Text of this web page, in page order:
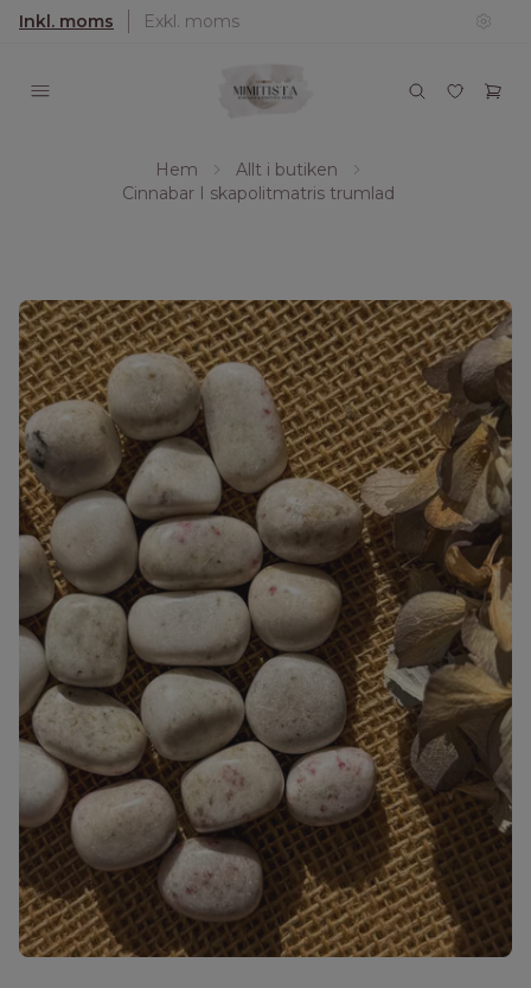
Inkl. moms Exkl. moms
Hem
Allt i butiken
Cinnabar I skapolitmatris trumlad